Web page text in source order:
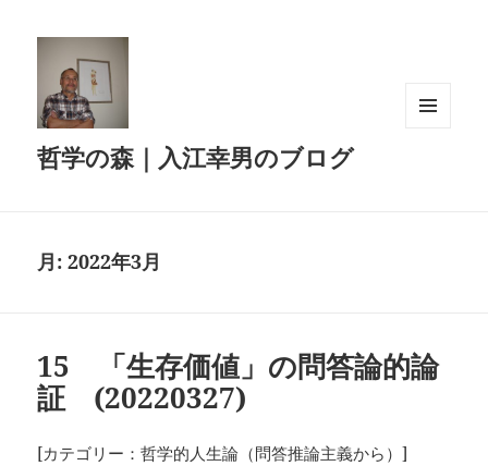
哲学の森｜入江幸男のブログ
月:2022年3月
15 「生存価値」の問答論的論
証 (20220327)
[カテゴリー：哲学的人生論（問答推論主義から）]